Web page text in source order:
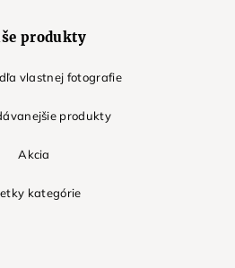
produkty
vlastnej fotografie
produkty
Akcia
kategórie